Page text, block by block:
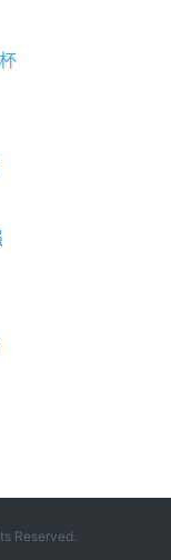
Reserved.